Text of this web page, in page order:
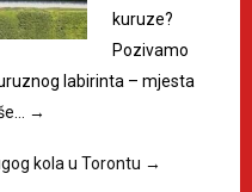
kuruze?
Pozivamo
labirinta – mjesta
→
kola u Torontu →